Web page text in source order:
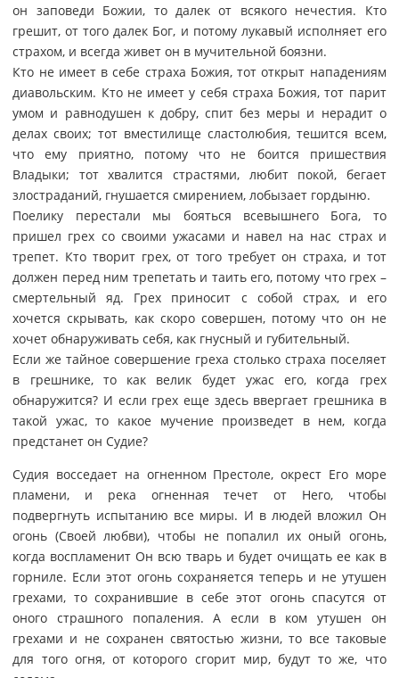
он заповеди Божии, то далек от всякого нечестия. Кто
грешит, от того далек Бог, и потому лукавый исполняет его
страхом, и всегда живет он в мучительной боязни.
Кто не имеет в себе страха Божия, тот открыт нападениям
диавольским. Кто не имеет у себя страха Божия, тот парит
умом и равнодушен к добру, спит без меры и нерадит о
делах своих; тот вместилище сластолюбия, тешится всем,
что ему приятно, потому что не боится пришествия
Владыки; тот хвалится страстями, любит покой, бегает
злостраданий, гнушается смирением, лобызает гордыню.
Поелику перестали мы бояться всевышнего Бога, то
пришел грех со своими ужасами и навел на нас страх и
трепет. Кто творит грех, от того требует он страха, и тот
должен перед ним трепетать и таить его, потому что грех –
смертельный яд. Грех приносит с собой страх, и его
хочется скрывать, как скоро совершен, потому что он не
хочет обнаруживать себя, как гнусный и губительный.
Если же тайное совершение греха столько страха поселяет
в грешнике, то как велик будет ужас его, когда грех
обнаружится? И если грех еще здесь ввергает грешника в
такой ужас, то какое мучение произведет в нем, когда
предстанет он Судие?
Судия восседает на огненном Престоле, окрест Его море
пламени, и река огненная течет от Него, чтобы
подвергнуть испытанию все миры. И в людей вложил Он
огонь (Своей любви), чтобы не попалил их оный огонь,
когда воспламенит Он всю тварь и будет очищать ее как в
горниле. Если этот огонь сохраняется теперь и не утушен
грехами, то сохранившие в себе этот огонь спасутся от
оного страшного попаления. А если в ком утушен он
грехами и не сохранен святостью жизни, то все таковые
для того огня, от которого сгорит мир, будут то же, что